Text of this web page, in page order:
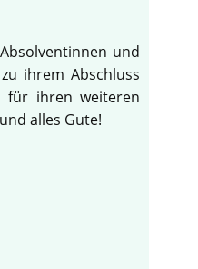
und
ihrem Abschluss
für ihren weiteren
alles Gute!